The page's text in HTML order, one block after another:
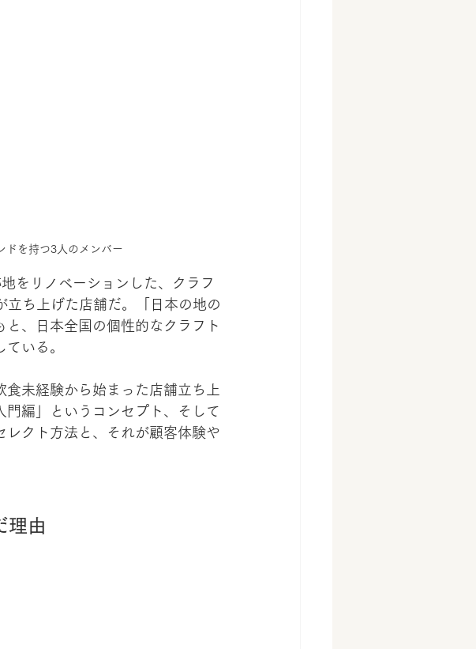
ドを持つ3人のメンバー
をリノベーションした、クラフ
立ち上げた店舗だ。「日本の地の
、日本全国の個性的なクラフト
いる。
未経験から始まった店舗立ち上
編」というコンセプト、そして
レクト方法と、それが顧客体験や
理由